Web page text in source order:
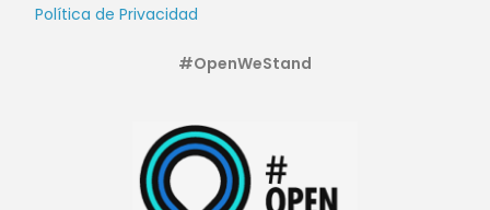
Política de Privacidad
#OpenWeStand